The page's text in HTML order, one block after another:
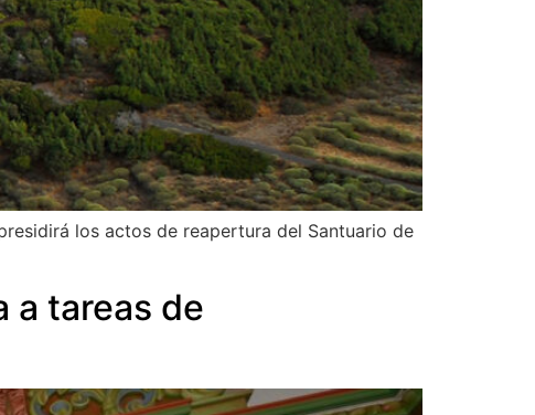
los actos de reapertura del Santuario de
a tareas de